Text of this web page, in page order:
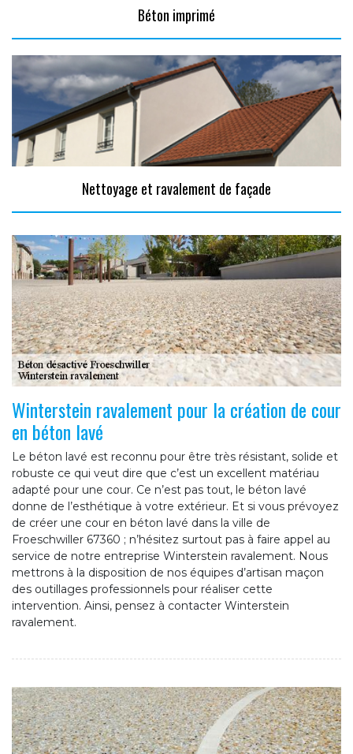
Béton imprimé
Nettoyage et ravalement de façade
Winterstein ravalement pour la création de cour
en béton lavé
Le béton lavé est reconnu pour être très résistant, solide et
robuste ce qui veut dire que c’est un excellent matériau
adapté pour une cour. Ce n’est pas tout, le béton lavé
donne de l’esthétique à votre extérieur. Et si vous prévoyez
de créer une cour en béton lavé dans la ville de
Froeschwiller 67360 ; n’hésitez surtout pas à faire appel au
service de notre entreprise Winterstein ravalement. Nous
mettrons à la disposition de nos équipes d’artisan maçon
des outillages professionnels pour réaliser cette
intervention. Ainsi, pensez à contacter Winterstein
ravalement.